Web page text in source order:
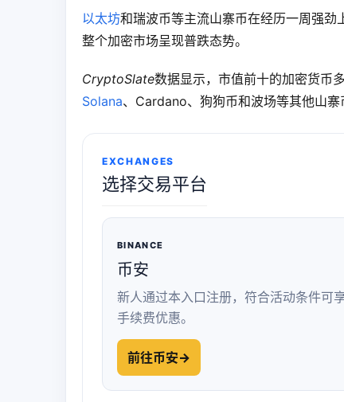
以太坊和瑞波币等主流山寨币在经历一周强
整个加密市场呈现普跌态势。
CryptoSlate数据显示，市值前十的加密货币
Solana、Cardano、狗狗币和波场等其他山寨
EXCHANGES
选择交易平台
BINANCE
币安
新人通过本入口注册，符合活动条件可
手续费优惠。
前往币安→